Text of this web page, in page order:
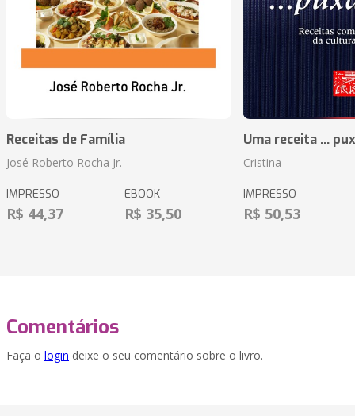
Receitas de Família
José Roberto Rocha Jr.
IMPRESSO
R$ 44,37
EBOOK
R$ 35,50
Uma receita ...
Cristina
IMPRESSO
R$ 50,53
Comentários
Faça o login deixe o seu comentário sobre o livro.